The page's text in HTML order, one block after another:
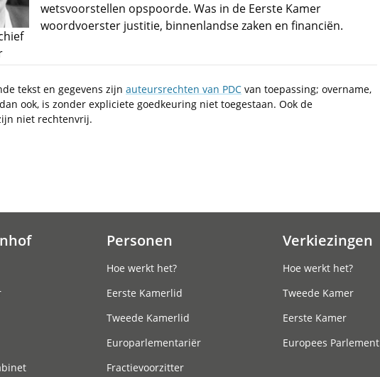
wetsvoorstellen opspoorde. Was in de Eerste Kamer
woordvoerster justitie, binnenlandse zaken en financiën.
tekst en gegevens zijn auteursrechten van PDC van toepassing; overname,
ook, is zonder expliciete goedkeuring niet toegestaan. Ook de
niet rechtenvrij.
Personen
Hoe werkt het?
Eerste Kamerlid
Tweede Kamerlid
Europarlementariër
Fractievoorzitter
Verkiezingen
Hoe werkt het?
Tweede Kamer
Eerste Kamer
Europees Parlement